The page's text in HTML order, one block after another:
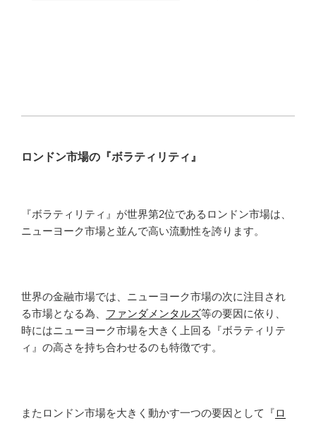
ロンドン市場の『ボラティリティ』
『ボラティリティ』が世界第2位であるロンドン市場は、
ニューヨーク市場と並んで高い流動性を誇ります。
世界の金融市場では、ニューヨーク市場の次に注目され
る市場となる為、 ファンダメンタルズ等の要因に依り、
時にはニューヨーク市場を大きく上回る『ボラティリテ
ィ』の高さを持ち合わせるのも特徴です。
またロンドン市場を大きく動かす一つの要因として『ロ